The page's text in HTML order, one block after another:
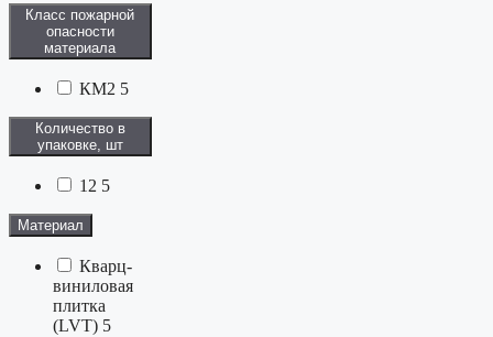
Класс пожарной
опасности
материала
КМ2 5
Количество в
упаковке, шт
12 5
Материал
Кварц-
виниловая
плитка
(LVT) 5